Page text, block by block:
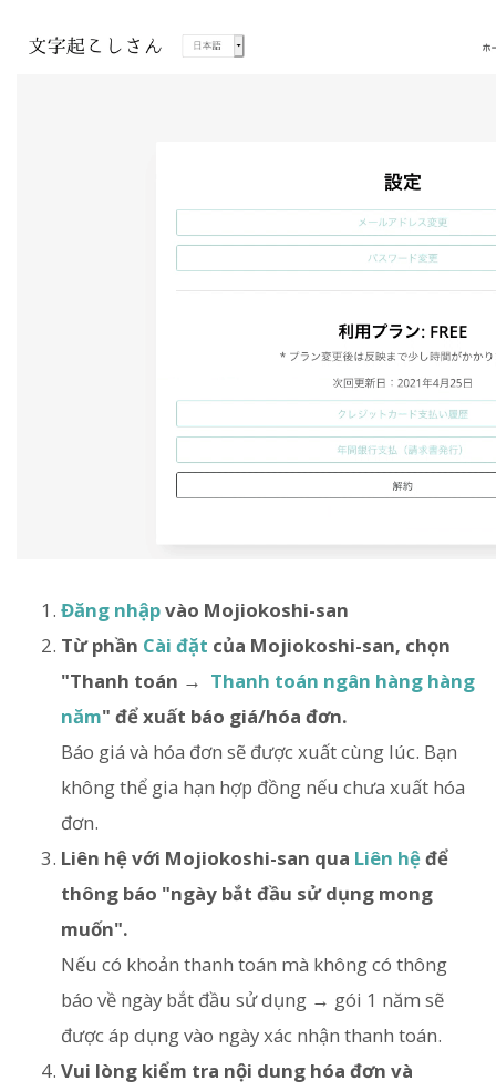
Đăng nhậpvào Mojiokoshi-san
Từ phần Cài đặt của Mojiokoshi-san, chọn
"Thanh toán → Thanh toán ngân hàng hàng
năm" để xuất báo giá/hóa đơn.
Báo giá và hóa đơn sẽ được xuất cùng lúc. Bạn
không thể gia hạn hợp đồng nếu chưa xuất hóa
đơn.
Liên hệ với Mojiokoshi-san qua Liên hệđể
thông báo "ngày bắt đầu sử dụng mong
muốn".
Nếu có khoản thanh toán mà không có thông
báo về ngày bắt đầu sử dụng → gói 1 năm sẽ
được áp dụng vào ngày xác nhận thanh toán.
Vui lòng kiểm tra nội dung hóa đơn và